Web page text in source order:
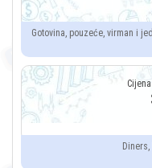
Gotovina, pouzeće, virman i